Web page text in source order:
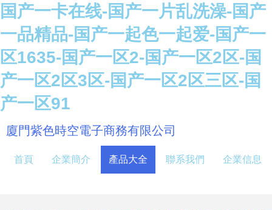
国产一卡在线-国产一片乱洗澡-国产
一品精品-国产一起色一起爱-国产一
区1635-国产一区2-国产一区2区-国
产一区2区3区-国产一区2区三区-国
产一区91
廈門紫色時空電子商務有限公司
首頁 企業簡介 產品大全 聯系我們 企業信息